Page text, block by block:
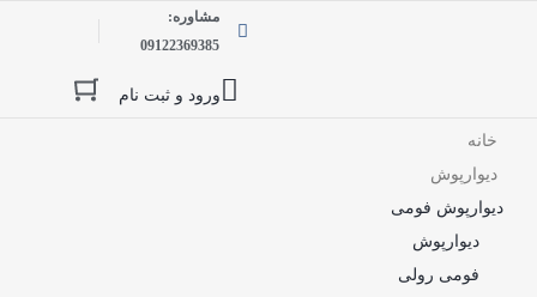
مشاوره:
09122369385
ورود و ثبت نام
خانه
دیوارپوش
دیوارپوش فومی
دیوارپوش
فومی رولی